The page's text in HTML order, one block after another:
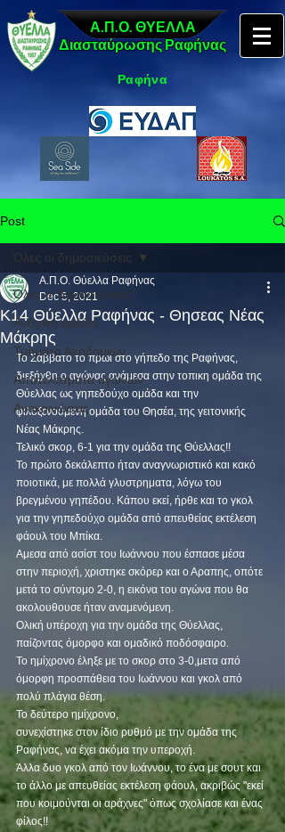
Α.Π.Ο. ΘΥΕΛΛΑ
Διασταύρωσης Ραφήνας
Ραφήνα
Post
Όλες οι δημοσιεύσεις
Ανδρική ομάδα
Τμήματα Ακαδημιών
Αποτελέσματα αγώνων
Ανακοινώσεις
Όλες οι δημοσιεύσεις
Κ14 Θύελλα Ραφήνας - Θησεας Νέας
Μάκρης
Α.Π.Ο. Θύελλα Ραφήνας
Dec 5, 2021
Το Σάββατο το πρωί στο γήπεδο της Ραφήνας,
διεξήχθη ο αγώνας ανάμεσα στην τοπικη ομάδα της
Θύελλας ως γηπεδούχο ομάδα και την
φιλοξενούμενη ομάδα του Θησέα, της γειτονικής
Νέας Μάκρης.
Τελικό σκορ, 6-1 για την ομάδα της Θύελλας!!
Το πρώτο δεκάλεπτο ήταν αναγνωριστικό και κακό
ποιοτικά, με πολλά γλυστρηματα, λόγω του
βρεγμένου γηπέδου. Κάπου εκεί, ήρθε και το γκολ
για την γηπεδούχο ομάδα από απευθείας εκτέλεση
φάουλ του Μπίκα.
Αμεσα από ασίστ του Ιωάννου που έσπασε μέσα
στην περιοχή, χριστηκε σκόρερ και ο Αραπης, οπότε
μετά το σύντομο 2-0, η εικόνα του αγώνα που θα
ακολουθουσε ήταν αναμενόμενη.
Ολική υπέροχη για την ομάδα της Θύελλας,
παίζοντας όμορφο και ομαδικό ποδόσφαιρο.
Το ημίχρονο έληξε με το σκορ στο 3-0,μετα από
όμορφη προσπάθεια του Ιωάννου και γκολ από
πολύ πλάγια θέση.
Το δεύτερο ημίχρονο,
συνεχίστηκε στον ίδιο ρυθμό με την ομάδα της
Ραφήνας, να έχει ακόμα την υπεροχή.
Άλλα δυο γκολ από τον Ιωάννου, το ένα με σουτ και
το άλλο με απευθείας εκτέλεση φάουλ, ακριβώς "εκεί
που κοιμούνται οι αράχνες" όπως σχολίασε και ένας
φίλος!!